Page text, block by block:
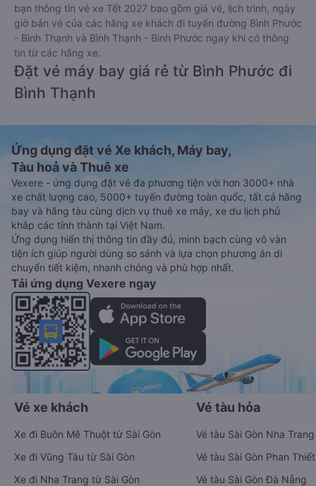
bạn thông tin vé xe Tết 2027 bao gồm giá vé, lịch trình, ngày
giờ bán vé của các hãng xe khách đi tuyến đường Bình Phước
- Bình Thạnh và Bình Thạnh - Bình Phước ngay khi có thông
tin từ các hãng xe.
Đặt vé máy bay giá rẻ từ Bình Phước đi
Bình Thạnh
Ứng dụng đặt vé Xe khách, Máy bay,
Tàu hoả và Thuê xe
Vexere - ứng dụng đặt vé đa phương tiện với hơn 3000+ nhà
xe chất lượng cao, 5000+ tuyến đường toàn quốc, tất cả hãng
bay và hãng tàu cùng dịch vụ thuê xe máy, xe du lịch phủ
khắp các tỉnh thành tại Việt Nam.
Ứng dụng hiển thị thông tin đầy đủ, minh bạch cùng vô vàn
tiện ích giúp người dùng so sánh và lựa chọn phương án di
chuyển tiết kiệm, nhanh chóng và phù hợp nhất.
Tải ứng dụng Vexere ngay
Vé xe khách
Xe đi Buôn Mê Thuột từ Sài Gòn
Xe đi Vũng Tàu từ Sài Gòn
Xe đi Nha Trang từ Sài Gòn
Vé tàu hỏa
Vé tàu Sài Gòn Nha Trang
Vé tàu Sài Gòn Phan Thiết
Vé tàu Sài Gòn Đà Nẵng